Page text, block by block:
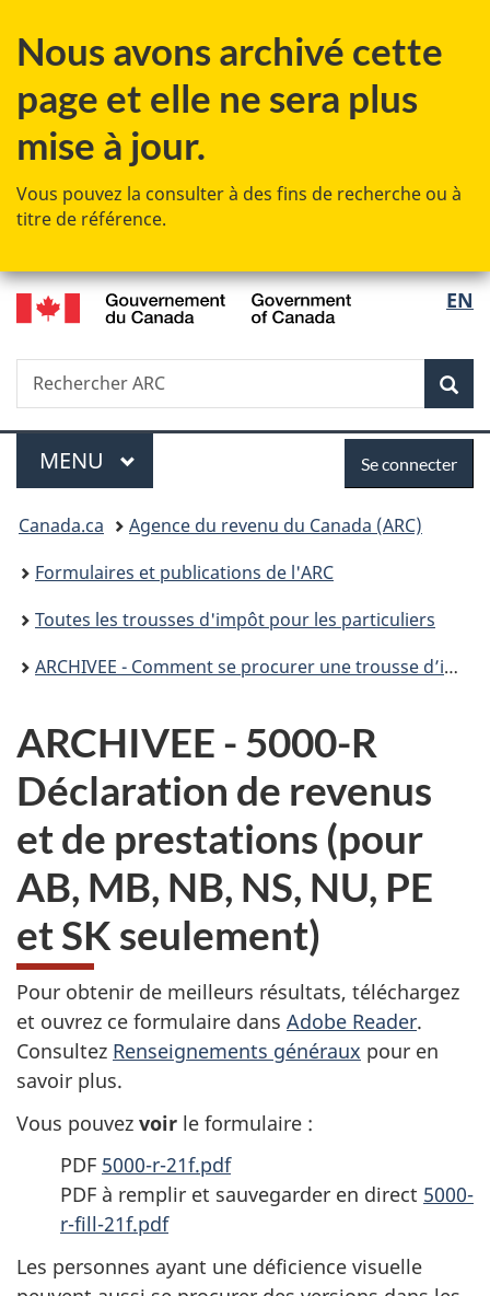
au
principal
à
Au
»
à
version
Nous avons archivé cette
page et elle ne sera plus
mise à jour.
Vous pouvez la consulter à des fins de recherche ou à
titre de référence.
de
la
EN
Recherche
Rechercher
ARC
Menu
MENU PRINCIPAL
connecter
Se connecter
Vous
êtes
ici :
Canada.ca
Agence du revenu du Canada (ARC)
Formulaires et publications de l'ARC
Toutes les trousses d'impôt pour les particuliers
ARCHIVEE - Comment se procurer une trousse d’impôt T1 pour 2021
ARCHIVEE - 5000-R
Déclaration de revenus
et de prestations (pour
AB, MB, NB, NS, NU, PE
et SK seulement)
Pour obtenir de meilleurs résultats, téléchargez
et ouvrez ce formulaire dans Adobe Reader.
Consultez Renseignements généraux pour en
savoir plus.
Vous pouvez voir le formulaire :
PDF 5000-r-21f.pdf
PDF à remplir et sauvegarder en direct 5000-
r-fill-21f.pdf
Les personnes ayant une déficience visuelle